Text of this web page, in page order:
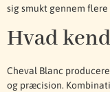
sig smukt gennem flere
Hvad
Cheval Blanc
og præcision.